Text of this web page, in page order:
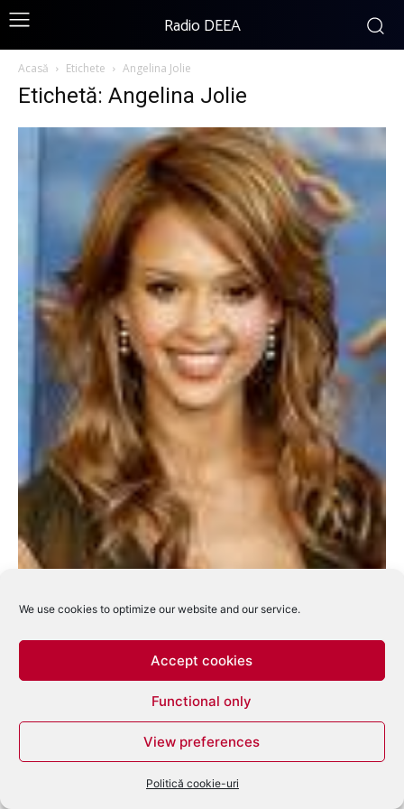
We use cookies to optimize our website and our service.
Accept cookies
Functional only
View preferences
Politică cookie-uri
Radio DEEA
Acasă Etichete Angelina Jolie
Etichetă: Angelina Jolie
Cei Mai Dintre cei mai in 2007